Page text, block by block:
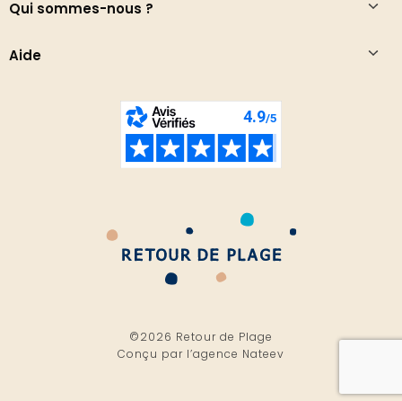
Qui sommes-nous ?
Aide
©2026 Retour de Plage
Conçu par l’agence Nateev